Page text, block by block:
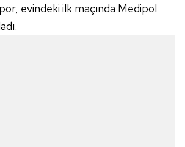
evindeki ilk maçında Medipol